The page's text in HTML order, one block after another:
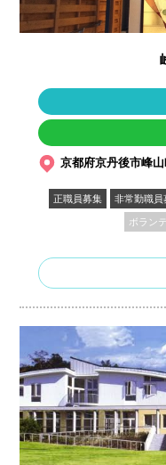
京都府京丹後市峰
正職員募集 非常勤職員
ボラン